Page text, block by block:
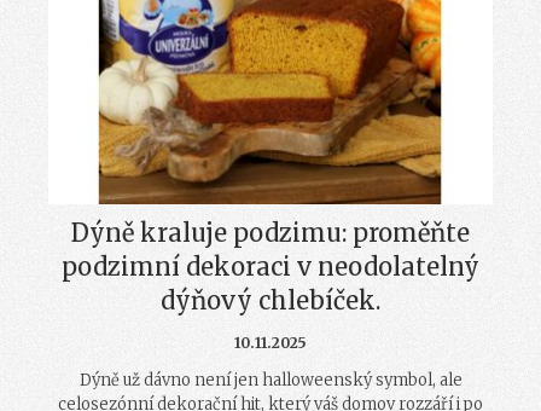
Dýně kraluje podzimu: proměňte
podzimní dekoraci v neodolatelný
dýňový chlebíček.
10.11.2025
Dýně už dávno není jen halloweenský symbol, ale
celosezónní dekorační hit, který váš domov rozzáří i po